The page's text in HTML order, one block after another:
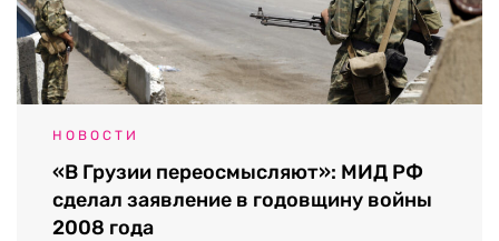
НОВОСТИ
«В Грузии переосмысляют»: МИД РФ
сделал заявление в годовщину войны
2008 года